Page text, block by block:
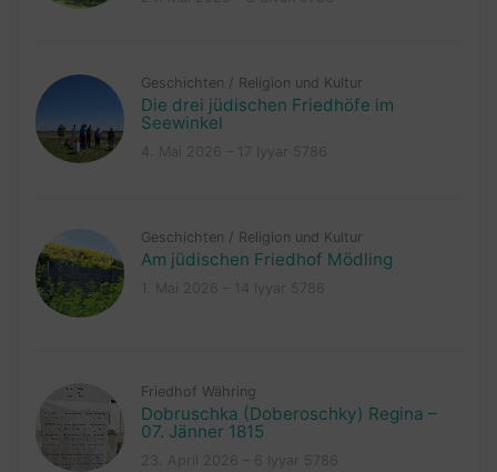
Geschichten / Religion und Kultur
Die drei jüdischen Friedhöfe im
Seewinkel
Geschichten / Religion und Kultur
Am jüdischen Friedhof Mödling
Friedhof Währing
Dobruschka (Doberoschky) Regina –
07. Jänner 1815